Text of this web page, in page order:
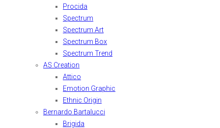
Procida
Spectrum
Spectrum Art
Spectrum Box
Spectrum Trend
AS Creation
Attico
Emotion Graphic
Ethnic Origin
Bernardo Bartalucci
Brigida